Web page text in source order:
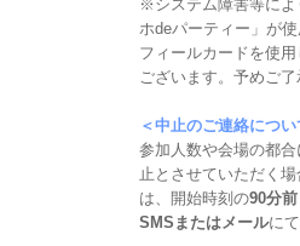
※システム障害等によ
ホdeパーティー」が
フィールカードを使
ございます。予めご了
＜中止のご連絡につい
参加人数や会場の都
止とさせていただく
は、開始時刻の90分
SMSまたはメールに